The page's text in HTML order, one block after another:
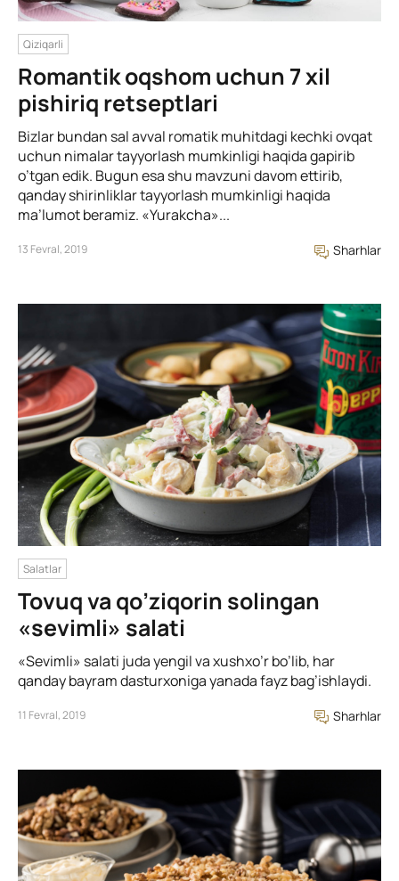
Qiziqarli
Romantik oqshom uchun 7 xil
pishiriq retseptlari
Bizlar bundan sal avval romatik muhitdagi kechki ovqat
uchun nimalar tayyorlash mumkinligi haqida gapirib
o’tgan edik. Bugun esa shu mavzuni davom ettirib,
qanday shirinliklar tayyorlash mumkinligi haqida
ma’lumot beramiz. «Yurakcha»...
13 Fevral, 2019 Sharhlar
Salatlar
Tovuq va qo’ziqorin solingan
«sevimli» salati
«Sevimli» salati juda yengil va xushxo’r bo’lib, har
qanday bayram dasturxoniga yanada fayz bag’ishlaydi.
11 Fevral, 2019 Sharhlar